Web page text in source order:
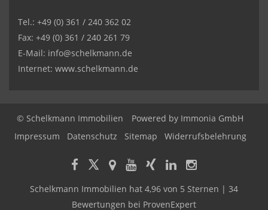
Tel.: +49 (0) 361 / 240 362 02
Fax: +49 (0) 361 / 240 261 79
E-Mail: info@schelkmann.de
Internet: www.schelkmann.de
© Schelkmann Immobilien Powered by Immonia GmbH
Impressum
Datenschutz Sitemap Widerrufsbelehrung
Schelkmann Immobilien hat 4,96 von 5 Sternen | 34
Bewertungen bei ProvenExpert